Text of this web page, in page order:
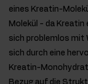
eines Kreatin-
Molekül - da Kreatin
sich problemlos mit
sich durch eine
Kreatin-